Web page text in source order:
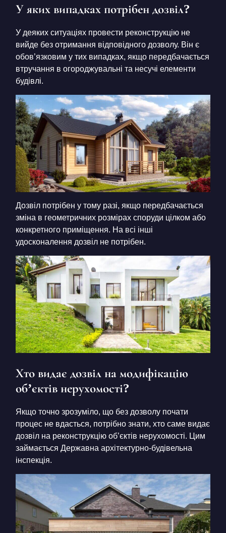
У яких випадках потрібен дозвіл?
У деяких ситуаціях провести реконструкцію не
вийде без отримання відповідного дозволу. Він є
обов’язковим у тих випадках, якщо передбачається
втручання в огороджувальні та несучі елементи
будівлі.
Дозвіл потрібен у тому разі, якщо передбачається
зміна в геометричних розмірах споруди цілком або
конкретного приміщення. На всі інші
удосконалення дозвіл не потрібен.
Хто видає дозвіл на модифікацію
об’єктів нерухомості?
Якщо точно зрозуміло, що без дозволу почати
процес не вдасться, потрібно знати, хто саме видає
дозвіл на реконструкцію об’єктів нерухомості. Цим
займається Державна архітектурно-будівельна
інспекція.